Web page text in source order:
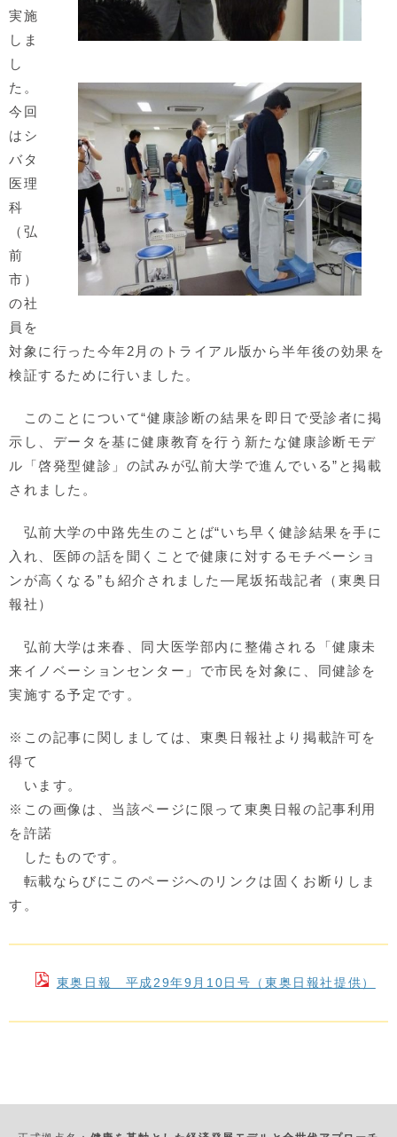
実施
しま
し
た。
今回
はシ
バタ
医理
科
（弘
前
市）
の社
員を
対象に行った今年2月のトライアル版から半年後の効果を
検証するために行いました。
このことについて“健康診断の結果を即日で受診者に掲
示し、データを基に健康教育を行う新たな健康診断モデ
ル「啓発型健診」の試みが弘前大学で進んでいる”と掲載
されました。
弘前大学の中路先生のことば“いち早く健診結果を手に
入れ、医師の話を聞くことで健康に対するモチベーショ
ンが高くなる”も紹介されました―尾坂拓哉記者（東奥日
報社）
弘前大学は来春、同大医学部内に整備される「健康未
来イノベーションセンター」で市民を対象に、同健診を
実施する予定です。
※この記事に関しましては、東奥日報社より掲載許可を
得て
います。
※この画像は、当該ページに限って東奥日報の記事利用
を許諾
したものです。
転載ならびにこのページへのリンクは固くお断りしま
す。
東奥日報 平成29年9月10日号（東奥日報社提供）